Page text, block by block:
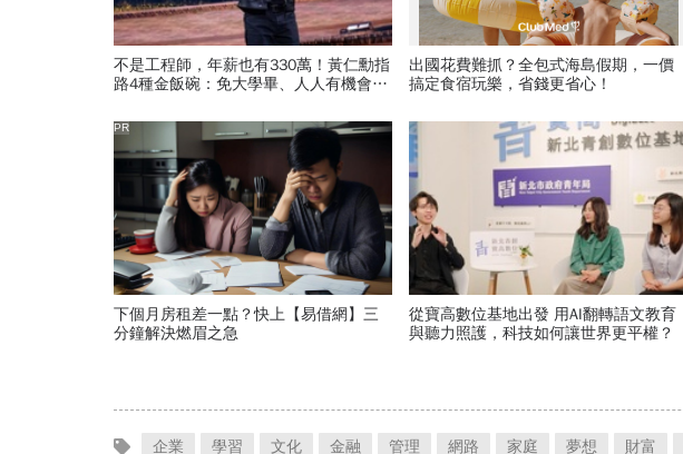
不是工程師，年薪也有330萬！黃仁勳指
路4種金飯碗：免大學畢、人人有機會過
出國花費難抓？全包式海島假期，一價
搞定食宿玩樂，省錢更省心！
下個月房租差一點？快上【易借網】三
分鐘解決燃眉之急
PR
從寶高數位基地出發 用AI翻轉語文教育
與聽力照護，科技如何讓世界更平權？
企業 學習 文化 金融 管理 網路 家庭 夢想 財富